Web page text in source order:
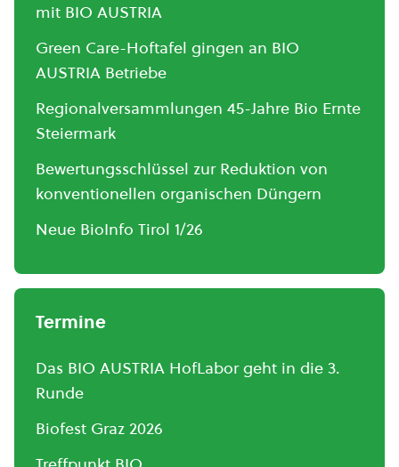
mit BIO AUSTRIA
Green Care-Hoftafel gingen an BIO
AUSTRIA Betriebe
Regionalversammlungen 45-Jahre Bio Ernte
Steiermark
Bewertungsschlüssel zur Reduktion von
konventionellen organischen Düngern
Neue BioInfo Tirol 1/26
Termine
Das BIO AUSTRIA HofLabor geht in die 3.
Runde
Biofest Graz 2026